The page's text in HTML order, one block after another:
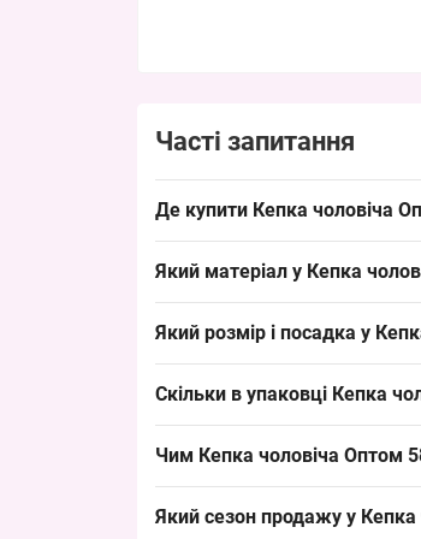
Часті запитання
Де купити Кепка чоловіча
базовий попит серед чоловічих
Який матеріал у Кепка
розширення літньої лінійки
Який розмір і посадка у
універсальною для більшості
Скільки в упаковці Кепка
асортименту перед піком сезону.
Чим Кепка чоловіча Оптом
поліестеру або з регулятором-
Який сезон продажу у Кепка